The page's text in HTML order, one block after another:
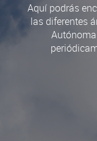
Aquí podrás
las diferentes